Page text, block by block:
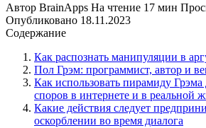
Автор BrainApps На чтение 17 мин
Опубликовано 18.11.2023
Содержание
Как распознать манипуляции в
Пол Грэм: программист, автор и
Как использовать пирамиду
споров в интернете и в реальной
Какие действия следует
оскорблении во время диалога